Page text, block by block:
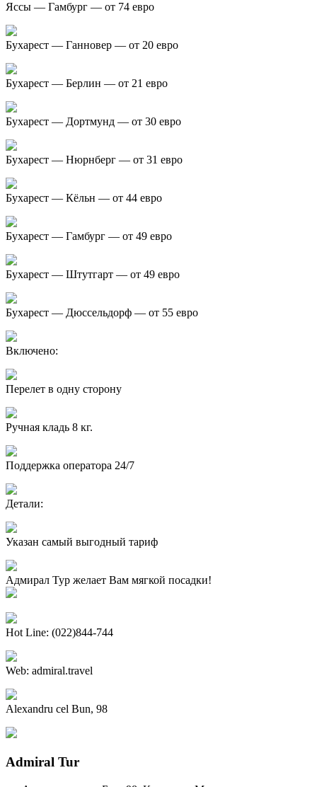
Яссы — Гамбург — от 74 евро
Бухарест — Ганновер — от 20 евро
Бухарест — Берлин — от 21 евро
Бухарест — Дортмунд — от 30 евро
Бухарест — Нюрнберг — от 31 евро
Бухарест — Кёльн — от 44 евро
Бухарест — Гамбург — от 49 евро
Бухарест — Штутгарт — от 49 евро
Бухарест — Дюссельдорф — от 55 евро
Включено:
Перелет в одну сторону
Ручная кладь 8 кг.
Поддержка оператора 24/7
Детали:
Указан самый выгодный тариф
Адмирал Тур желает Вам мягкой посадки!
Hot Line: (022)844-744
Web: admiral.travel
Alexandru cel Bun, 98
Admiral Tur